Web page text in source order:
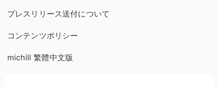
プレスリリース送付について
コンテンツポリシー
michill 繁體中文版